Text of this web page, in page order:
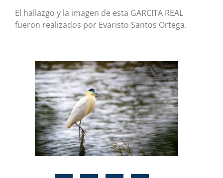
El hallazgo y la imagen de esta GARCITA REAL
fueron realizados por Evaristo Santos Ortega.